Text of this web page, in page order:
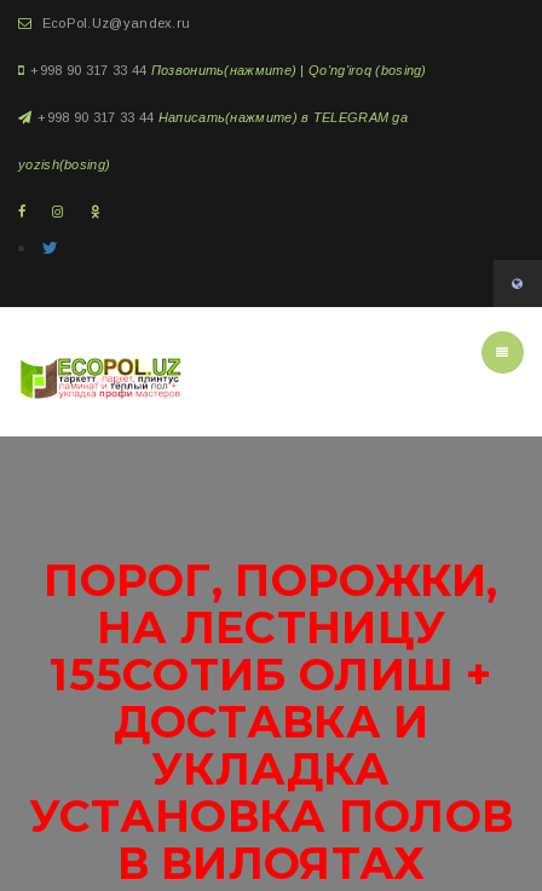
EcoPol.Uz@yandex.ru
+998 90 317 33 44 Позвонить(нажмите) | Qo'ng'iroq (bosing)
+998 90 317 33 44 Написать(нажмите) в TELEGRAM ga
yozish(bosing)
ПОРОГ, ПОРОЖКИ,
НА ЛЕСТНИЦУ
155СОТИБ ОЛИШ +
ДОСТАВКА И
УКЛАДКА
УСТАНОВКА ПОЛОВ
В ВИЛОЯТАХ